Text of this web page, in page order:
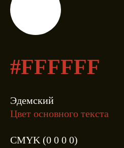
#FFFFFF
Эдемский
Цвет основного текста
CMYK (0 0 0 0)